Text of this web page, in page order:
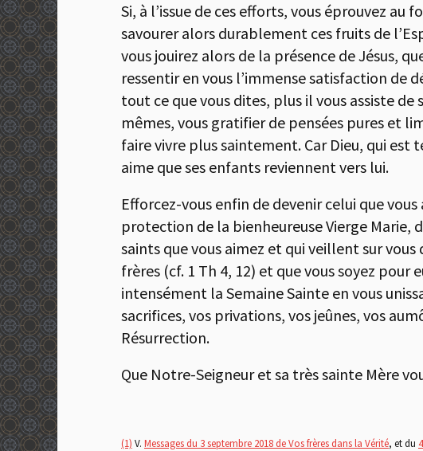
Si, à l’issue de ces efforts, vous éprouvez au
savourer alors durablement ces fruits de
vous jouirez alors de la présence de Jésus,
ressentir en vous l’immense satisfaction de
tout ce que vous dites, plus il vous assiste
mêmes, vous gratifier de pensées pures et
faire vivre plus saintement. Car Dieu, qui est
aime que ses enfants reviennent vers lui.
Efforcez-vous enfin de devenir celui que
protection de la bienheureuse Vierge Marie,
saints que vous aimez et qui veillent sur
frères (cf. 1 Th 4, 12) et que vous soyez pour
intensément la Semaine Sainte en vous
sacrifices, vos privations, vos jeûnes, vos
Résurrection.
Que Notre-Seigneur et sa très sainte Mère
(1) V. Messages du 3 septembre 2018 de Vos frères dans la Vérité, et du